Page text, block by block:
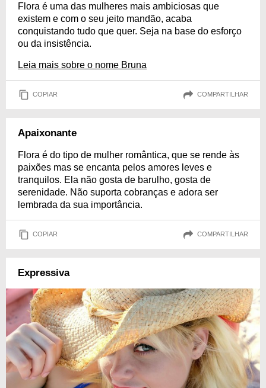
Flora é uma das mulheres mais ambiciosas que
existem e com o seu jeito mandão, acaba
conquistando tudo que quer. Seja na base do esforço
ou da insistência.
Leia mais sobre o nome Bruna
COPIAR COMPARTILHAR
Apaixonante
Flora é do tipo de mulher romântica, que se rende às
paixões mas se encanta pelos amores leves e
tranquilos. Ela não gosta de barulho, gosta de
serenidade. Não suporta cobranças e adora ser
lembrada da sua importância.
COPIAR COMPARTILHAR
Expressiva